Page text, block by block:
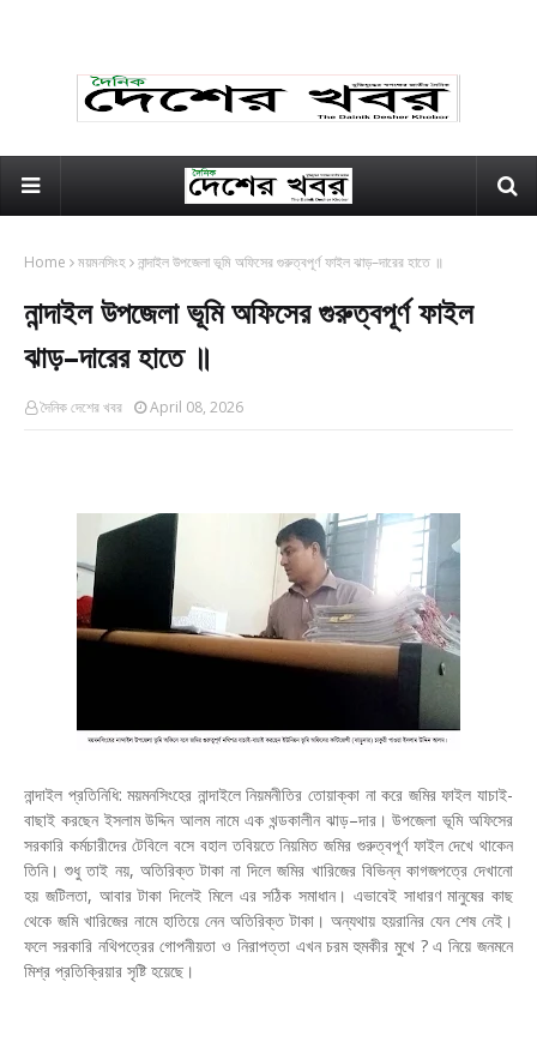
Home ময়মনসিংহ নান্দাইল উপজেলা ভূমি অফিসের গুরুত্বপূর্ণ ফাইল ঝাড়–দারের হাতে ॥
নান্দাইল উপজেলা ভূমি অফিসের গুরুত্বপূর্ণ ফাইল
ঝাড়–দারের হাতে ॥
দৈনিক দেশের খবর April 08, 2026
নান্দাইল প্রতিনিধি: ময়মনসিংহের নান্দাইলে নিয়মনীতির তোয়াক্কা না করে জমির ফাইল যাচাই-
বাছাই করছেন ইসলাম উদ্দিন আলম নামে এক খন্ডকালীন ঝাড়–দার। উপজেলা ভূমি অফিসের
সরকারি কর্মচারীদের টেবিলে বসে বহাল তবিয়তে নিয়মিত জমির গুরুত্বপূর্ণ ফাইল দেখে থাকেন
তিনি। শুধু তাই নয়, অতিরিক্ত টাকা না দিলে জমির খারিজের বিভিন্ন কাগজপত্রে দেখানো
হয় জটিলতা, আবার টাকা দিলেই মিলে এর সঠিক সমাধান। এভাবেই সাধারণ মানুষের কাছ
থেকে জমি খারিজের নামে হাতিয়ে নেন অতিরিক্ত টাকা। অন্যথায় হয়রানির যেন শেষ নেই।
ফলে সরকারি নথিপত্রের গোপনীয়তা ও নিরাপত্তা এখন চরম হুমকীর মুখে ? এ নিয়ে জনমনে
মিশ্র প্রতিক্রিয়ার সৃষ্টি হয়েছে।